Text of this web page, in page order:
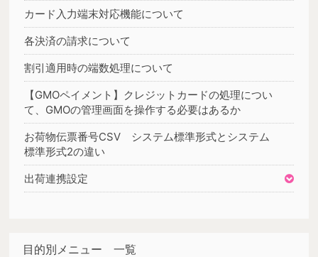
カード入力端末対応機能について
各決済の請求について
割引適用時の端数処理について
【GMOペイメント】クレジットカードの処理につい
て、GMOの管理画面を操作する必要はあるか
お荷物伝票番号CSV システム標準形式とシステム
標準形式2の違い
出荷連携設定
目的別メニュー 一覧